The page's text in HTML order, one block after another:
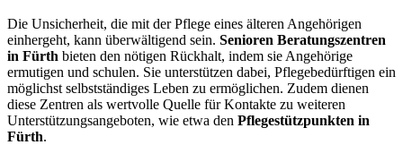
Die Unsicherheit, die mit der Pflege eines älteren Angehörigen
einhergeht, kann überwältigend sein. Senioren Beratungszentren
in Fürth bieten den nötigen Rückhalt, indem sie Angehörige
ermutigen und schulen. Sie unterstützen dabei, Pflegebedürftigen ein
möglichst selbstständiges Leben zu ermöglichen. Zudem dienen
diese Zentren als wertvolle Quelle für Kontakte zu weiteren
Unterstützungsangeboten, wie etwa den Pflegestützpunkten in
Fürth.